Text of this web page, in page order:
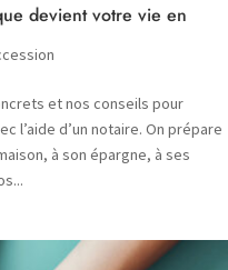
devient votre vie en
et nos conseils pour
l’aide d’un notaire. On prépare
à son épargne, à ses